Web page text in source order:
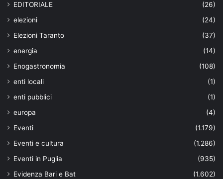
EDITORIALE
(26)
elezioni
(24)
Elezioni Taranto
(37)
energia
(14)
Enogastronomia
(108)
enti locali
(1)
enti pubblici
(1)
europa
(4)
Eventi
(1.179)
Eventi e cultura
(1.286)
Eventi in Puglia
(935)
Evidenza Bari e Bat
(1.602)